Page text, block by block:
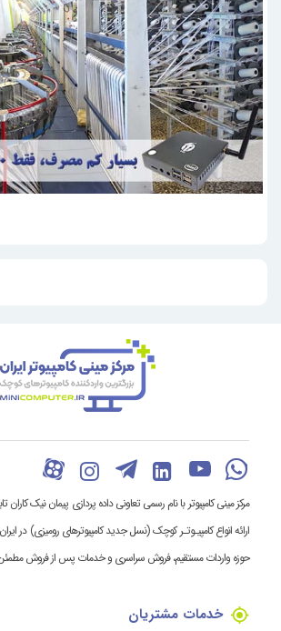
ارائه انواع کامپیـوتـر کوچک (نسل جدید کامپیوترهای رومیزی) در
حوزه واردات مستقیم، فروش سراسری و خدمات پس از فروش مطمئن
خدمات مشتریان